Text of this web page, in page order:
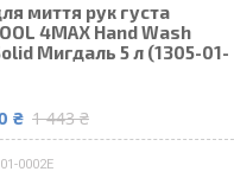
миття рук густа
4MAX Hand Wash
Мигдаль 5 л (1305-01-
₴ 1 443 ₴
0002E